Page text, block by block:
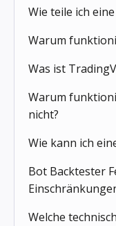
Wie teile ich
Warum
Was ist
Warum
nicht?
Wie kann ich
Bot Backtester
Welche